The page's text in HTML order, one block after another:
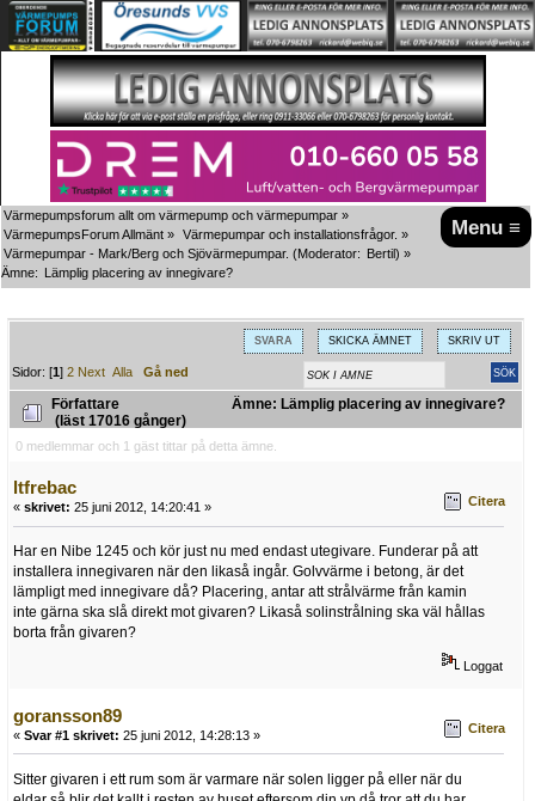
Menu ≡
Värmepumpsforum allt om värmepump och värmepumpar »
VärmepumpsForum Allmänt » Värmepumpar och installationsfrågor. »
Värmepumpar - Mark/Berg och Sjövärmepumpar. (Moderator: Bertil) »
Ämne: Lämplig placering av innegivare?
SVARA SKICKA ÄMNET SKRIV UT
Sidor: [1]2 Next Alla Gå ned
Författare
Ämne: Lämplig placering av innegivare?
(läst 17016 gånger)
0 medlemmar och 1 gäst tittar på detta ämne.
ltfrebac
« skrivet: 25 juni 2012, 14:20:41 » Citera
Har en Nibe 1245 och kör just nu med endast utegivare. Funderar på att
installera innegivaren när den likaså ingår. Golvvärme i betong, är det
lämpligt med innegivare då? Placering, antar att strålvärme från kamin
inte gärna ska slå direkt mot givaren? Likaså solinstrålning ska väl hållas
borta från givaren?
Loggat
goransson89
« Svar #1 skrivet: 25 juni 2012, 14:28:13 » Citera
Sitter givaren i ett rum som är varmare när solen ligger på eller när du